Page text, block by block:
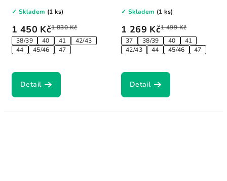
1 450 Kč1 830 Kč
38/39 40 41
42/43
44
45/46 47
✓ Skladem (1 ks)
Detail
1 269 Kč1 499 Kč
37 38/39 40
41
42/43
44 45/46 47
✓ Skladem (1 ks)
Detail